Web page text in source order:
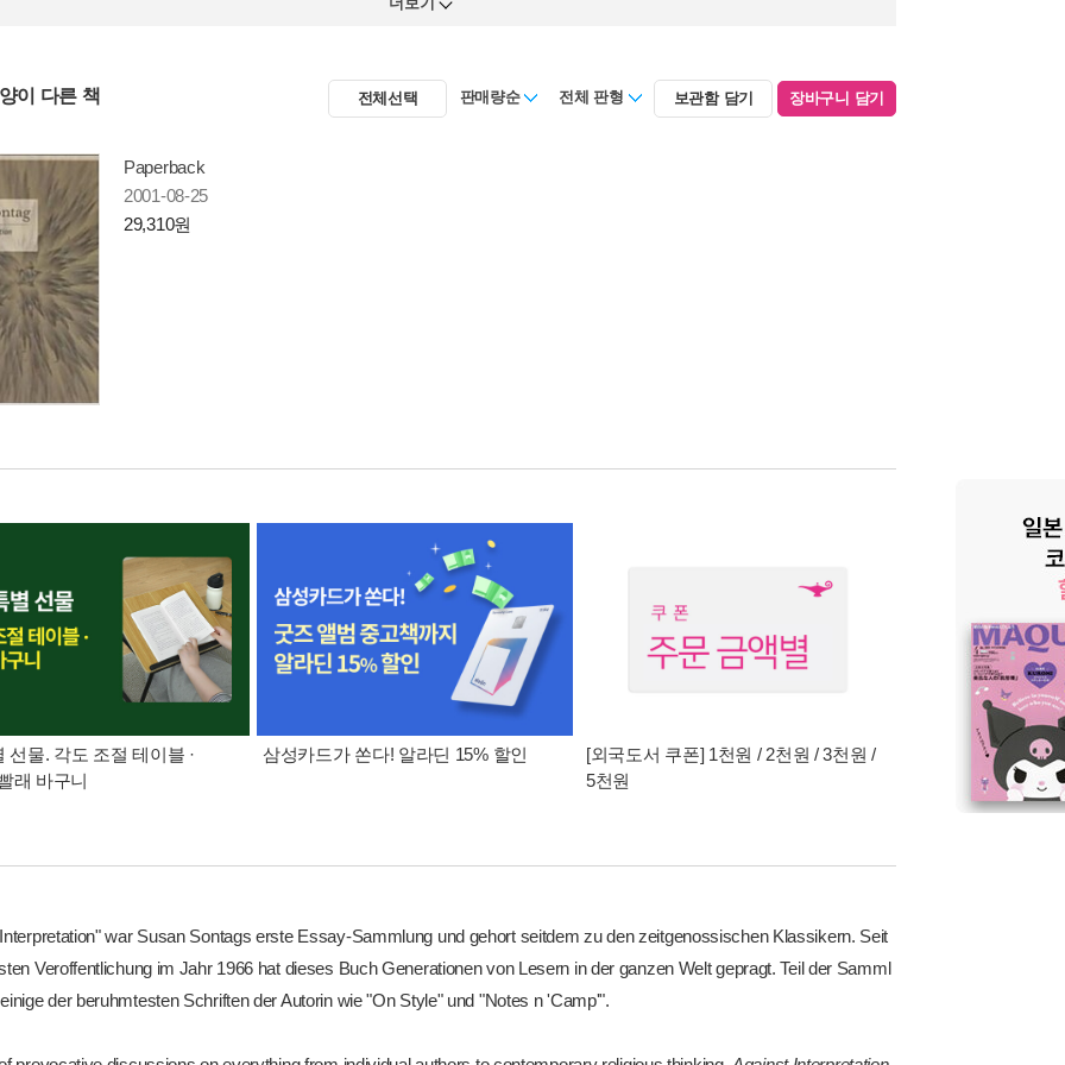
이 다른 책 전체선택 판매량순 전체 판형 보관함 담기 장바구니 담기
Paperback
2001-08-25
29,310원
선물. 각도 조절 테이블 ·
래 바구니
삼성카드가 쏜다! 알라딘 15% 할인
[외국도서 쿠폰] 1천원 / 2천원 / 3천원 /
5천원
war Susan Sontags erste Essay-Sammlung und gehort seitdem zu den zeitgenossischen Klassikern. Seit
Veroffentlichung im Jahr 1966 hat dieses Buch Generationen von Lesern in der ganzen Welt gepragt. Teil der Samml
der beruhmtesten Schriften der Autorin wie "On Style" und "Notes n 'Camp'".